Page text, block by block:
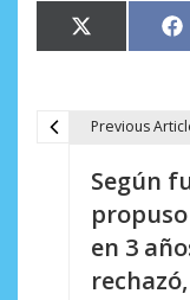
Compartir
en
X
(Twitter)
Previous
Según
en 3